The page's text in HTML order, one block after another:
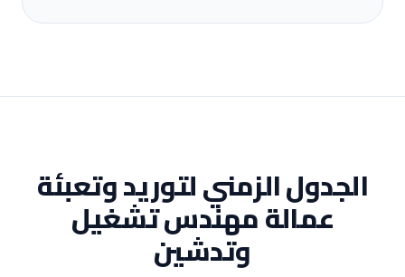
الجدول الزمني لتوريد وتعبئة
عمالةمهندس تشغيل
وتدشين